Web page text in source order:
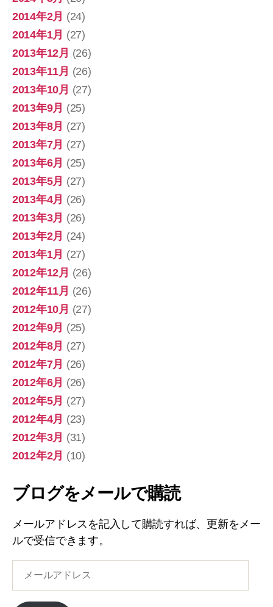
2014年2月 (24)
2014年1月 (27)
2013年12月 (26)
2013年11月 (26)
2013年10月 (27)
2013年9月 (25)
2013年8月 (27)
2013年7月 (27)
2013年6月 (25)
2013年5月 (27)
2013年4月 (26)
2013年3月 (26)
2013年2月 (24)
2013年1月 (27)
2012年12月 (26)
2012年11月 (26)
2012年10月 (27)
2012年9月 (25)
2012年8月 (27)
2012年7月 (26)
2012年6月 (26)
2012年5月 (27)
2012年4月 (23)
2012年3月 (31)
2012年2月 (10)
ブログをメールで購読
メールアドレスを記入して購読すれば、更新をメー
ルで受信できます。